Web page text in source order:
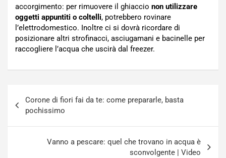
accorgimento: per rimuovere il ghiaccio non utilizzare
oggetti appuntiti o coltelli, potrebbero rovinare
l’elettrodomestico. Inoltre ci si dovrà ricordare di
posizionare altri strofinacci, asciugamani e bacinelle per
raccogliere l’acqua che uscirà dal freezer.
articoli
Corone di fiori fai da te: come prepararle, basta
pochissimo
Vanno a pescare: quel che trovano in acqua è
sconvolgente | Video